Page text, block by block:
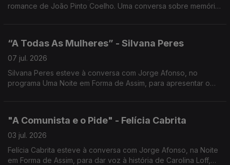
romance de João Pinto Coelho. Uma conversa sobre memória,
“A Todas As Mulheres” - Silvana Peres
07 jul. 2026
Silvana Peres esteve à conversa com Jorge Afonso, no
programa Uma Noite em Forma de Assim, para apresentar o
"A Comunista e o Pide" - Felícia Cabrita
03 jul. 2026
Felícia Cabrita esteve à conversa com Jorge Afonso, na Noite
em Forma de Assim, para dar voz à história de Carolina Loff,